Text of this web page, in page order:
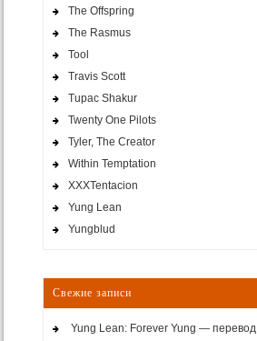
The Offspring
The Rasmus
Tool
Travis Scott
Tupac Shakur
Twenty One Pilots
Tyler, The Creator
Within Temptation
XXXTentacion
Yung Lean
Yungblud
Свежие записи
Yung Lean: Forever Yung — перевод